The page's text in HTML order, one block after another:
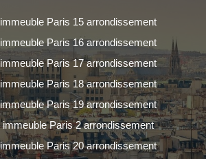
Paris 15 arrondissement
Paris 16 arrondissement
Paris 17 arrondissement
Paris 18 arrondissement
Paris 19 arrondissement
immeuble Paris 2 arrondissement
Paris 20 arrondissement